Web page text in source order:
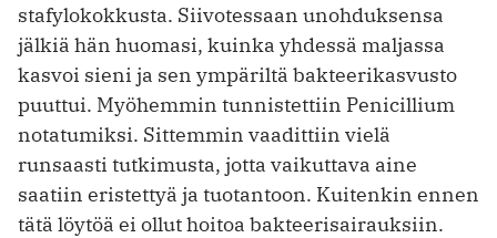
stafylokokkusta. Siivotessaan unohduksensa
jälkiä hän huomasi, kuinka yhdessä maljassa
kasvoi sieni ja sen ympäriltä bakteerikasvusto
puuttui. Myöhemmin tunnistettiin Penicillium
notatumiksi. Sittemmin vaadittiin vielä
runsaasti tutkimusta, jotta vaikuttava aine
saatiin eristettyä ja tuotantoon. Kuitenkin ennen
tätä löytöä ei ollut hoitoa bakteerisairauksiin.